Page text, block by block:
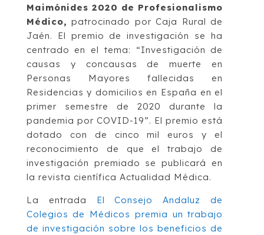
Maimónides 2020 de Profesionalismo
Médico, patrocinado por Caja Rural de
Jaén. El premio de investigación se ha
centrado en el tema: “Investigación de
causas y concausas de muerte en
Personas Mayores fallecidas en
Residencias y domicilios en España en el
primer semestre de 2020 durante la
pandemia por COVID-19”. El premio está
dotado con de cinco mil euros y el
reconocimiento de que el trabajo de
investigación premiado se publicará en
la revista científica Actualidad Médica.
La entrada El Consejo Andaluz de
Colegios de Médicos premia un trabajo
de investigación sobre los beneficios de